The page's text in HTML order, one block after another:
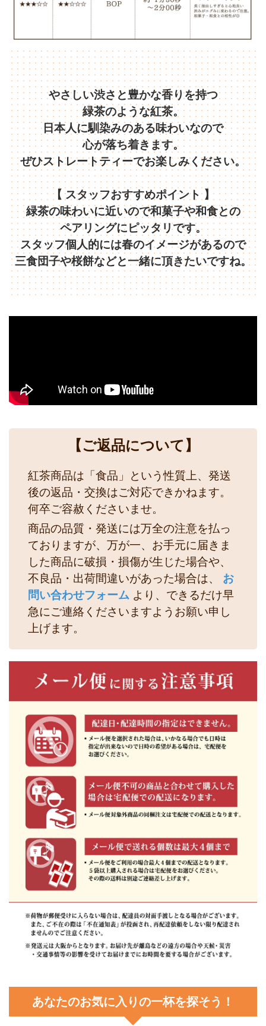
やさしい渋さと豊かな香りを持つ
緑茶のような紅茶。
日本人に馴染みのある味わいなので
心が落ち着きます。
ぜひストレートティーでお楽しみください。
【 スタッフおすすめポイント 】
緑茶の味わいに近いので和菓子や和食との
ペアリングにピッタリです。
スタッフ個人的には春のイメージがあるので
三食団子や桜餅などと一緒に頂きたいですね。
【ご返品について】
紅茶商品は「食品」という性質上、発送
後の返品・交換はご対応できかねます。
何卒ご容赦くださいませ。
商品の品質・発送には万全の注意を払っ
ておりますが、万が一、お手元に届きま
した商品に破損・損傷が生じた場合や、
不良品・出荷間違いがあった場合は、
お
問い合わせフォーム より、できるだけ早
急にご連絡くださいますようお願い申し
上げます。
あなたのお気に入りの一杯を探そう！